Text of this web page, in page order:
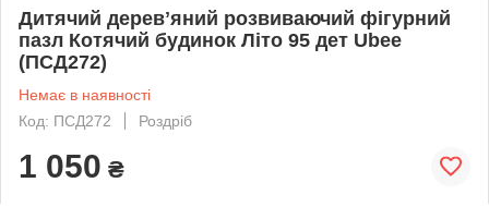
Дитячий деревʼяний розвиваючий фігурний
пазл Котячий будинок Літо 95 дет Ubee
(ПСД272)
Немає в наявності
Код: ПСД272
Роздріб
1 050 ₴